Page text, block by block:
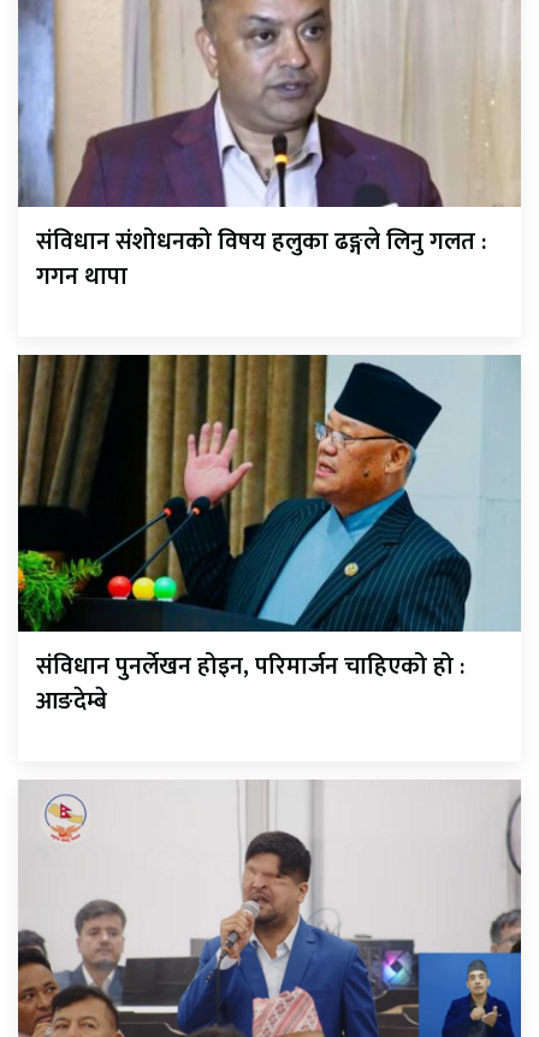
संविधान संशोधनको विषय हलुका ढङ्गले लिनु गलत :
गगन थापा
संविधान पुनर्लेखन होइन, परिमार्जन चाहिएको हो :
आङदेम्बे